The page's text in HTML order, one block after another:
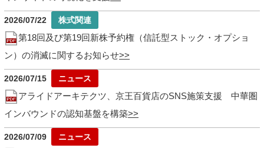
2026/07/22
第18回及び第19回新株予約権（信託型ストック・オプショ
ン）の消滅に関するお知らせ
2026/07/15
アライドアーキテクツ、京王百貨店のSNS施策支援 中華圏
インバウンドの認知基盤を構築
2026/07/09